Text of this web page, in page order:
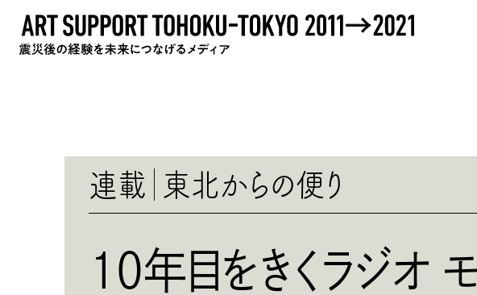
連載 東北からの便り
10年目をきくラジオ